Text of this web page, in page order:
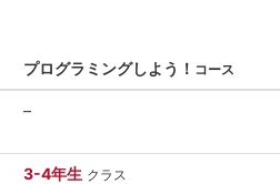
プログラミングしよう！ コース
–
3-4年生 クラス